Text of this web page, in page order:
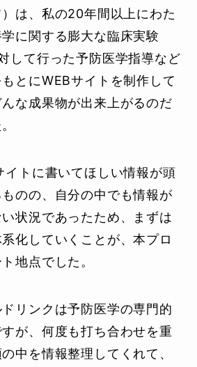
は、私の20年間以上にわた
に関する膨大な臨床実験
して行った予防医学指導など
とにWEBサイトを制作して
な成果物が出来上がるのだ
イトに書いてほしい情報が頭
のの、自分の中でも情報が
状況であったため、まずは
化していくことが、本プロ
地点でした。
リンクは予防医学の専門的
が、何度も打ち合わせを重
中を情報整理してくれて、